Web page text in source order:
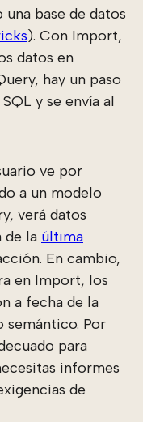
base de datos
). Con Import,
datos en
hay un paso
y se envía al
ve por
a un modelo
verá datos
de la última
. En cambio,
en Import, los
a fecha de la
semántico. Por
para
informes
de